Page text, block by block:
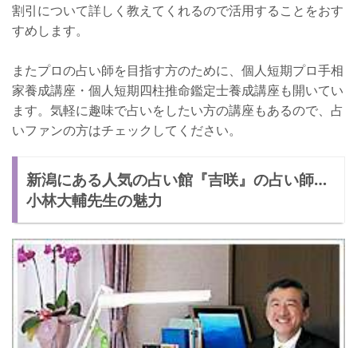
割引について詳しく教えてくれるので活用することをおす
すめします。
またプロの占い師を目指す方のために、個人短期プロ手相
家養成講座・個人短期四柱推命鑑定士養成講座も開いてい
ます。気軽に趣味で占いをしたい方の講座もあるので、占
いファンの方はチェックしてください。
新潟にある人気の占い館『吉咲』の占い師…
小林大輔先生の魅力